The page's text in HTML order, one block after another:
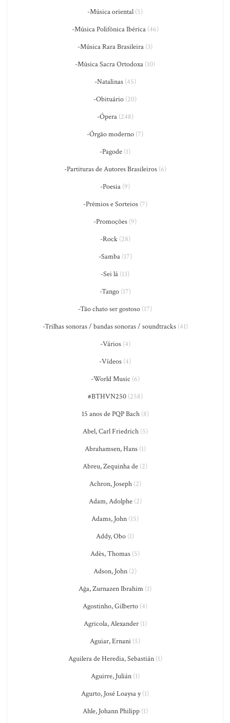
-Música oriental (5)
-Música Polifônica Ibérica(46)
-Música Rara Brasileira (3)
-Música Sacra Ortodoxa (10)
-Natalinas(45)
-Obituário (20)
-Ópera(248)
-Órgão moderno (7)
-Pagode (1)
-Partituras de Autores Brasileiros(6)
-Poesia (9)
-Prêmios e Sorteios(7)
-Promoções (9)
-Rock(28)
-Samba(17)
-Sei lá (13)
-Tango(17)
-Tão chato ser gostoso (17)
-Trilhas sonoras / bandas sonoras / soundtracks(41)
-Vários(4)
-Vídeos (4)
-World Music (6)
#BTHVN250(258)
15 anos de PQP Bach(8)
Abel, Carl Friedrich(5)
Abrahamsen, Hans(1)
Abreu, Zequinha de (2)
Achron, Joseph(2)
Adam, Adolphe(2)
Adams, John (15)
Addy, Obo (1)
Adès, Thomas (5)
Adson, John (2)
Ağa, Zurnazen Ibrahim (1)
Agostinho, Gilberto (4)
Agricola, Alexander(1)
Aguiar, Ernani (5)
Aguilera de Heredia, Sebastián(1)
Aguirre, Julián(1)
Agurto, José Loaysa y(1)
Ahle, Johann Philipp(1)